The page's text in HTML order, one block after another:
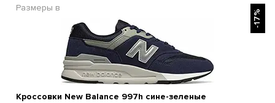
Размеры в наличии:
-17%
Кроссовки New Balance 997h сине-зеленые